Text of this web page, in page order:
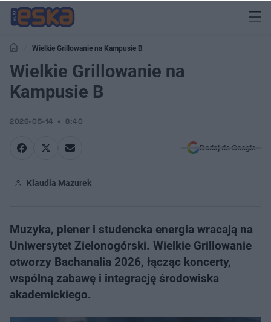
Wielkie Grillowanie na Kampusie B
Wielkie Grillowanie na
Kampusie B
2026-05-14 8:40
Dodaj do Google
Klaudia Mazurek
Muzyka, plener i studencka energia wracają na
Uniwersytet Zielonogórski. Wielkie Grillowanie
otworzy Bachanalia 2026, łącząc koncerty,
wspólną zabawę i integrację środowiska
akademickiego.